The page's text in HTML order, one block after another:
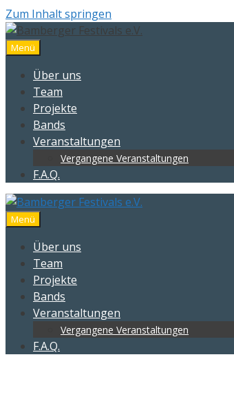
Zum Inhalt springen
Menü
Über uns
Team
Projekte
Bands
Veranstaltungen
Vergangene Veranstaltungen
F.A.Q.
Menü
Über uns
Team
Projekte
Bands
Veranstaltungen
Vergangene Veranstaltungen
F.A.Q.